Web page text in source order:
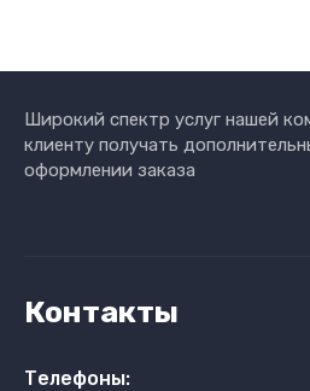
Широкий спектр услуг нашей
клиенту получать
оформлении заказа
Контакты
Телефоны: